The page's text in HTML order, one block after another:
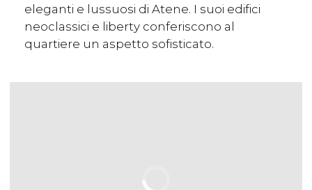
eleganti e lussuosi di Atene. I suoi edifici
neoclassici e liberty conferiscono al
quartiere un aspetto sofisticato.